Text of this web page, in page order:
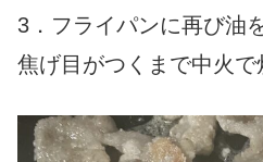
3．フライパンに再び油
焦げ目がつくまで中火で